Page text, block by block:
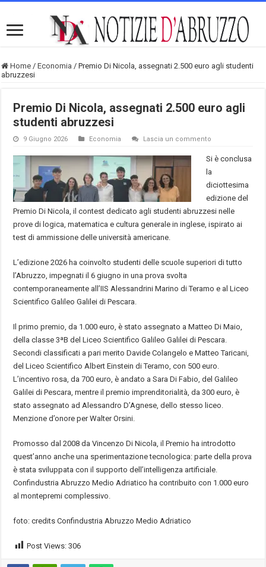
Home / Economia / Premio Di Nicola, assegnati 2.500 euro agli studenti
abruzzesi
Premio Di Nicola, assegnati 2.500 euro agli
studenti abruzzesi
9 Giugno 2026 Economia Lascia un commento
Si è conclusa
la
diciottesima
edizione del
Premio Di Nicola, il contest dedicato agli studenti abruzzesi nelle
prove di logica, matematica e cultura generale in inglese, ispirato ai
test di ammissione delle università americane.
L’edizione 2026 ha coinvolto studenti delle scuole superiori di tutto
l’Abruzzo, impegnati il 6 giugno in una prova svolta
contemporaneamente all’IIS Alessandrini Marino di Teramo e al Liceo
Scientifico Galileo Galilei di Pescara.
Il primo premio, da 1.000 euro, è stato assegnato a Matteo Di Maio,
della classe 3ªB del Liceo Scientifico Galileo Galilei di Pescara.
Secondi classificati a pari merito Davide Colangelo e Matteo Taricani,
del Liceo Scientifico Albert Einstein di Teramo, con 500 euro.
L’incentivo rosa, da 700 euro, è andato a Sara Di Fabio, del Galileo
Galilei di Pescara, mentre il premio imprenditorialità, da 300 euro, è
stato assegnato ad Alessandro D’Agnese, dello stesso liceo.
Menzione d’onore per Walter Orsini.
Promosso dal 2008 da Vincenzo Di Nicola, il Premio ha introdotto
quest’anno anche una sperimentazione tecnologica: parte della prova
è stata sviluppata con il supporto dell’intelligenza artificiale.
Confindustria Abruzzo Medio Adriatico ha contribuito con 1.000 euro
al montepremi complessivo.
foto: credits Confindustria Abruzzo Medio Adriatico
Post Views: 306